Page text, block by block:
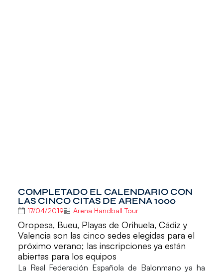
COMPLETADO EL CALENDARIO CON
LAS CINCO CITAS DE ARENA 1000
17/04/2019 Arena Handball Tour
Oropesa, Bueu, Playas de Orihuela, Cádiz y
Valencia son las cinco sedes elegidas para el
próximo verano; las inscripciones ya están
abiertas para los equipos
La Real Federación Española de Balonmano ya ha